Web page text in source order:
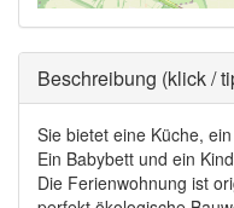
Ausblenden
Beschreibung (klick /
Sie bietet eine Küche,
Ein Babybett und ein
Die Ferienwohnung ist